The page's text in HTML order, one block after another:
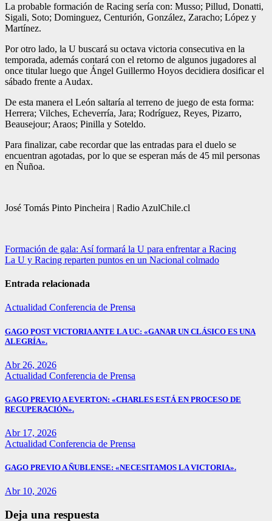
La probable formación de Racing sería con: Musso; Pillud, Donatti,
Sigali, Soto; Dominguez, Centurión, González, Zaracho; López y
Martínez.
Por otro lado, la U buscará su octava victoria consecutiva en la
temporada, además contará con el retorno de algunos jugadores al
once titular luego que Ángel Guillermo Hoyos decidiera dosificar el
sábado frente a Audax.
De esta manera el León saltaría al terreno de juego de esta forma:
Herrera; Vilches, Echeverría, Jara; Rodríguez, Reyes, Pizarro,
Beausejour; Araos; Pinilla y Soteldo.
Para finalizar, cabe recordar que las entradas para el duelo se
encuentran agotadas, por lo que se esperan más de 45 mil personas
en Ñuñoa.
José Tomás Pinto Pincheira | Radio AzulChile.cl
Navegación
de
entradas
Formación de gala: Así formará la U para enfrentar a Racing
La U y Racing reparten puntos en un Nacional colmado
Entrada relacionada
Actualidad Conferencia de Prensa
GAGO POST VICTORIA ANTE LA UC: «GANAR UN CLÁSICO ES UNA
ALEGRÍA».
Abr 26, 2026
Actualidad Conferencia de Prensa
GAGO PREVIO A EVERTON: «CHARLES ESTÁ EN PROCESO DE
RECUPERACIÓN».
Abr 17, 2026
Actualidad Conferencia de Prensa
GAGO PREVIO A ÑUBLENSE: «NECESITAMOS LA VICTORIA».
Abr 10, 2026
Deja una respuesta